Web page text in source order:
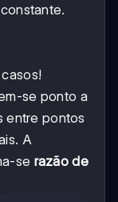
se ponto a
entre pontos
A
se razão de